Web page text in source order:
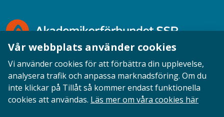
Opinion English Personuppgifter Cookies
Vår webbplats använder cookies
Vi använder cookies för att förbättra din upplevelse,
analysera trafik och anpassa marknadsföring. Om du
inte klickar på Tillåt så kommer endast funktionella
cookies att användas. Läs mer om våra cookies här